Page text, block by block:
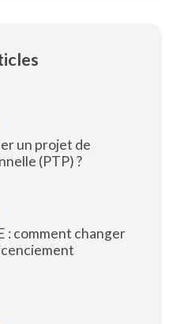
un projet de
(PTP) ?
: comment changer